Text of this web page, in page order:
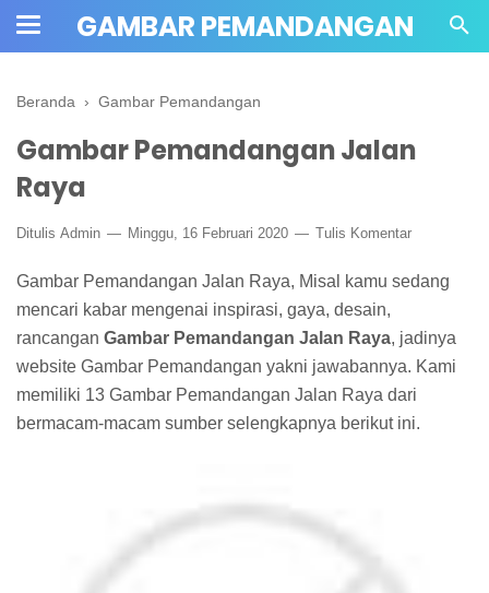
GAMBAR PEMANDANGAN
Beranda › Gambar Pemandangan
Gambar Pemandangan Jalan
Raya
Ditulis Admin Minggu, 16 Februari 2020 Tulis Komentar
Gambar Pemandangan Jalan Raya, Misal kamu sedang
mencari kabar mengenai inspirasi, gaya, desain,
rancangan Gambar Pemandangan Jalan Raya, jadinya
website Gambar Pemandangan yakni jawabannya. Kami
memiliki 13 Gambar Pemandangan Jalan Raya dari
bermacam-macam sumber selengkapnya berikut ini.